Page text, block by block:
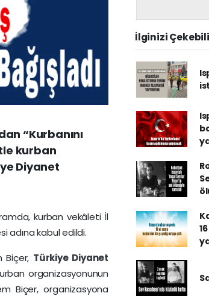
“Kurbanını
kurban
Diyanet
kurban vekâleti İl
adına kabul edildi.
Biçer, Türkiye Diyanet
organizasyonunun
Biçer, organizasyona
İlginizi